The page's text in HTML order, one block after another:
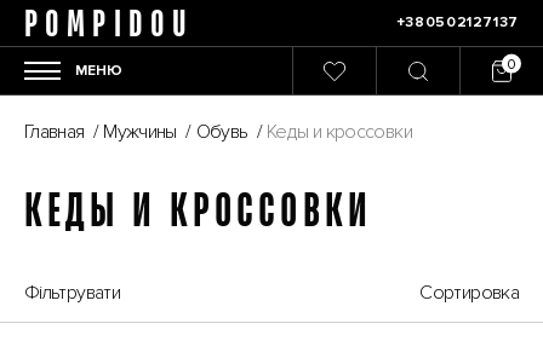
POMPIDOU +380502127137
МЕНЮ
Главная / Мужчины / Обувь / Кеды и кроссовки
КЕДЫ И КРОССОВКИ
Фільтрувати Сортировка